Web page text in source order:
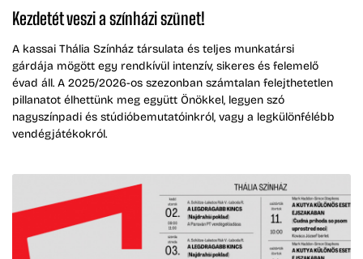
Kezdetét veszi a színházi szünet!
A kassai Thália Színház társulata és teljes munkatársi
gárdája mögött egy rendkívül intenzív, sikeres és felemelő
évad áll. A 2025/2026-os szezonban számtalan felejthetetlen
pillanatot élhettünk meg együtt Önökkel, legyen szó
nagyszínpadi és stúdióbemutatóinkról, vagy a legkülönfélébb
vendégjátékokról.